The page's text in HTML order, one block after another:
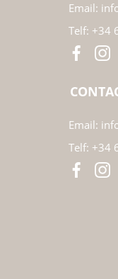
Email:
Telf: +34
Email:
Telf: +34